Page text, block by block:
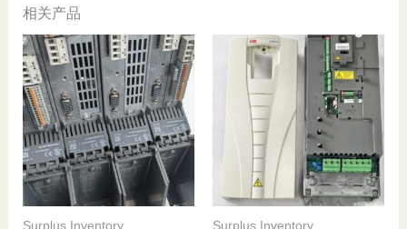
相关产品
Surplus Inventory Surplus Inventory